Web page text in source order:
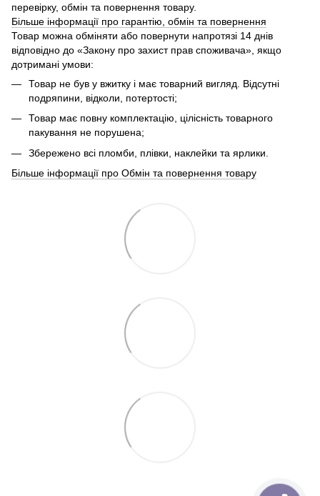
перевірку, обмін та повернення товару.
Більше інформації про гарантію, обмін та повернення
Товар можна обміняти або повернути напротязі 14 днів
відповідно до «Закону про захист прав споживача», якщо
дотримані умови:
Товар не був у вжитку і має товарний вигляд. Відсутні
подряпини, відколи, потертості;
Товар має повну комплектацію, цілісність товарного
пакування не порушена;
Збережено всі пломби, плівки, наклейки та ярлики.
Більше інформації про Обмін та повернення товару